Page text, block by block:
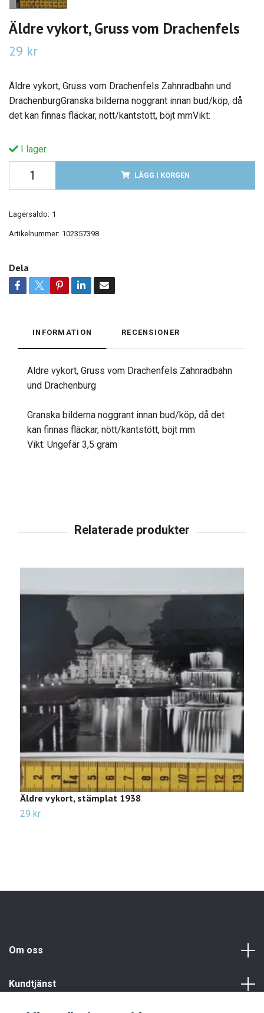
Äldre vykort, Gruss vom Drachenfels
29 kr
Äldre vykort, Gruss vom Drachenfels Zahnradbahn und
DrachenburgGranska bilderna noggrant innan bud/köp, då
det kan finnas fläckar, nött/kantstött, böjt mmVikt:
I lager.
LÄGG I KORGEN
Lagersaldo: 1
Artikelnummer: 102357398
Dela
INFORMATION RECENSIONER
Äldre vykort, Gruss vom Drachenfels Zahnradbahn
und Drachenburg
Granska bilderna noggrant innan bud/köp, då det
kan finnas fläckar, nött/kantstött, böjt mm
Vikt: Ungefär 3,5 gram
Äldre vykort, stämplat 1938
29 kr
Om oss
Kundtjänst